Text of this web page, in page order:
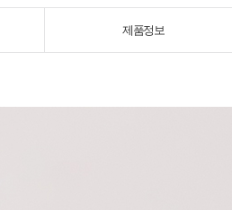
제품정보